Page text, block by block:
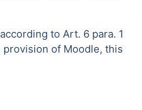
to Art. 6 para. 1
of Moodle, this